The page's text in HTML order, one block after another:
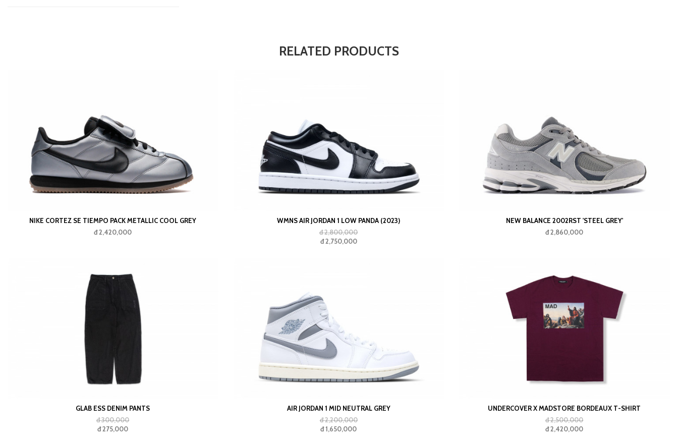
RELATED PRODUCTS
NIKE CORTEZ SE TIEMPO PACK METALLIC COOL GREY
đ 2,420,000
WMNS AIR JORDAN 1 LOW PANDA (2023)
đ 2,800,000
đ 2,750,000
NEW BALANCE 2002RST 'STEEL GREY'
đ 2,860,000
GLAB ESS DENIM PANTS
đ 300,000
đ 275,000
AIR JORDAN 1 MID NEUTRAL GREY
đ 2,200,000
đ 1,650,000
UNDERCOVER X MADSTORE BORDEAUX T-SHIRT
đ 2,500,000
đ 2,420,000